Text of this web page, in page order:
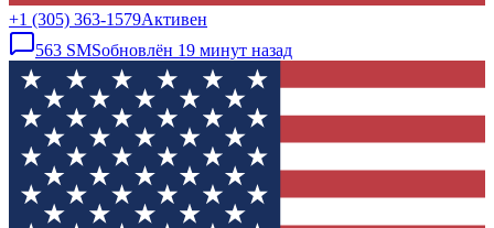
+1 (305) 363-1579Активен
563 SMSобновлён 19 минут назад